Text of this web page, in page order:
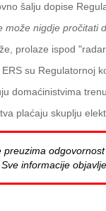
šalju dopise
može nigdje
prolaze ispod
su Regulatornoj
domaćinistvima
plaćaju skuplju
preuzima
informacije